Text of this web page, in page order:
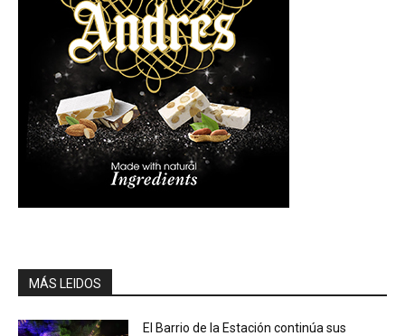
MÁS LEIDOS
El Barrio de la Estación continúa sus